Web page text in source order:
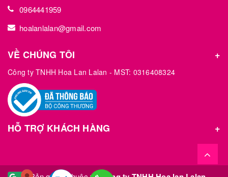
0964441959
hoalanlalan@gmail.com
VỀ CHÚNG TÔI
Công ty TNHH Hoa Lan Lalan - MST: 0316408324
HỖ TRỢ KHÁCH HÀNG